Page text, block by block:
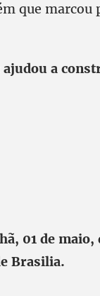
que marcou
a
01 de maio,
Brasilia.